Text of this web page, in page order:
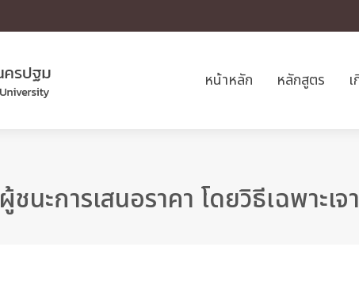
หน้าหลัก หลักสูตร
นะการเสนอราคา โดยวิธีเฉพาะเจ